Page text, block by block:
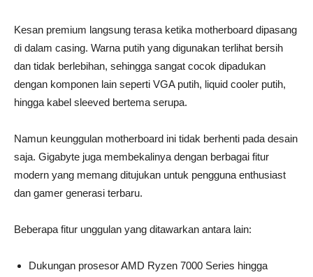
Kesan premium langsung terasa ketika motherboard dipasang
di dalam casing. Warna putih yang digunakan terlihat bersih
dan tidak berlebihan, sehingga sangat cocok dipadukan
dengan komponen lain seperti VGA putih, liquid cooler putih,
hingga kabel sleeved bertema serupa.
Namun keunggulan motherboard ini tidak berhenti pada desain
saja. Gigabyte juga membekalinya dengan berbagai fitur
modern yang memang ditujukan untuk pengguna enthusiast
dan gamer generasi terbaru.
Beberapa fitur unggulan yang ditawarkan antara lain:
Dukungan prosesor AMD Ryzen 7000 Series hingga